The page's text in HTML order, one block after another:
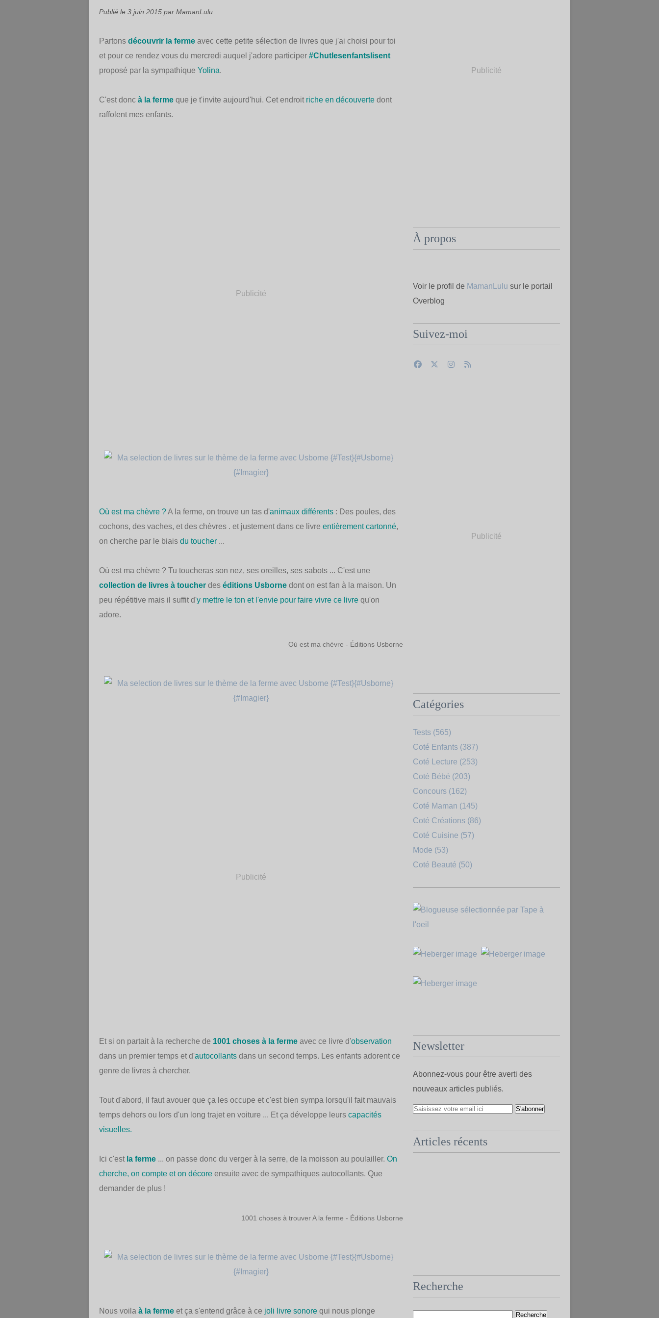
Publié le 3 juin 2015 par MamanLulu
Partons découvrir la ferme avec cette petite sélection de livres que j'ai choisi pour toi
et pour ce rendez vous du mercredi auquel j'adore participer #Chutlesenfantslisent
proposé par la sympathique Yolina.
C'est donc à la ferme que je t'invite aujourd'hui. Cet endroit riche en découverte dont
raffolent mes enfants.
Publicité
Où est ma chèvre ?A la ferme, on trouve un tas d'animaux différents : Des poules, des
cochons, des vaches, et des chèvres . et justement dans ce livre entièrement cartonné,
on cherche par le biais du toucher ...
Où est ma chèvre ? Tu toucheras son nez, ses oreilles, ses sabots ... C'est une
collection de livres à toucher des éditions Usborne dont on est fan à la maison. Un
peu répétitive mais il suffit d'y mettre le ton et l'envie pour faire vivre ce livre qu'on
adore.
Où est ma chèvre - Éditions Usborne
Publicité
Et si on partait à la recherche de 1001 choses à la ferme avec ce livre d'observation
dans un premier temps et d'autocollants dans un second temps. Les enfants adorent ce
genre de livres à chercher.
Tout d'abord, il faut avouer que ça les occupe et c'est bien sympa lorsqu'il fait mauvais
temps dehors ou lors d'un long trajet en voiture ... Et ça développe leurs capacités
visuelles.
Ici c'est la ferme ... on passe donc du verger à la serre, de la moisson au poulailler. On
cherche, on compte et on décore ensuite avec de sympathiques autocollants. Que
demander de plus !
1001 choses à trouver A la ferme - Éditions Usborne
Nous voila à la ferme et ça s'entend grâce à ce joli livre sonore qui nous plonge
Publicité
À propos
Voir le profil de MamanLulu sur le portail
Overblog
Suivez-moi
Publicité
Catégories
Tests (565)
Coté Enfants (387)
Coté Lecture (253)
Coté Bébé (203)
Concours (162)
Coté Maman (145)
Coté Créations (86)
Coté Cuisine (57)
Mode (53)
Coté Beauté (50)
Newsletter
Abonnez-vous pour être averti des
nouveaux articles publiés.
Articles récents
Recherche